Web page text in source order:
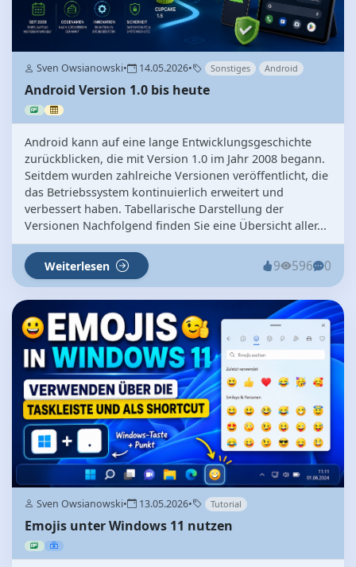
Sven Owsianowski• 14.05.2026• Sonstiges Android
Android Version 1.0 bis heute
Android kann auf eine lange Entwicklungsgeschichte
zurückblicken, die mit Version 1.0 im Jahr 2008 begann.
Seitdem wurden zahlreiche Versionen veröffentlicht, die
das Betriebssystem kontinuierlich erweitert und
verbessert haben. Tabellarische Darstellung der
Versionen Nachfolgend finden Sie eine Übersicht aller...
Weiterlesen 9 596 0
Sven Owsianowski• 13.05.2026• Tutorial
Emojis unter Windows 11 nutzen